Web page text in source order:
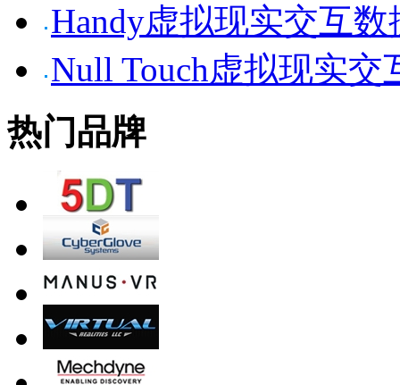
Handy虚拟现实交互数
Null Touch虚拟现实交
热门品牌